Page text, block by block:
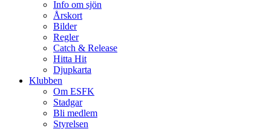
Info om sjön
Årskort
Bilder
Regler
Catch & Release
Hitta Hit
Djupkarta
Klubben
Om ESFK
Stadgar
Bli medlem
Styrelsen